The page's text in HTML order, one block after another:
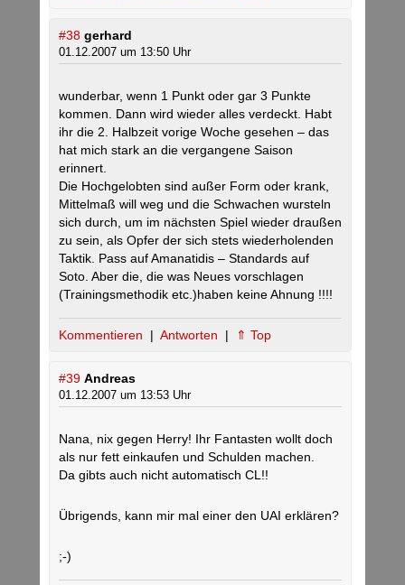
#38 gerhard
01.12.2007 um 13:50 Uhr
wunderbar, wenn 1 Punkt oder gar 3 Punkte
kommen. Dann wird wieder alles verdeckt. Habt
ihr die 2. Halbzeit vorige Woche gesehen – das
hat mich stark an die vergangene Saison
erinnert.
Die Hochgelobten sind außer Form oder krank,
Mittelmaß will weg und die Schwachen wursteln
sich durch, um im nächsten Spiel wieder draußen
zu sein, als Opfer der sich stets wiederholenden
Taktik. Pass auf Amanatidis – Standards auf
Soto. Aber die, die was Neues vorschlagen
(Trainingsmethodik etc.)haben keine Ahnung !!!!
Kommentieren | Antworten | ⇑ Top
#39 Andreas
01.12.2007 um 13:53 Uhr
Nana, nix gegen Herry! Ihr Fantasten wollt doch
als nur fett einkaufen und Schulden machen.
Da gibts auch nicht automatisch CL!!
Übrigends, kann mir mal einer den UAI erklären?
;-)